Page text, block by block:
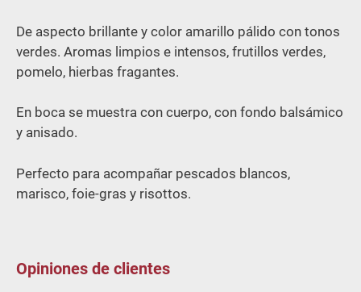
De aspecto brillante y color amarillo pálido con tonos
verdes. Aromas limpios e intensos, frutillos verdes,
pomelo, hierbas fragantes.
En boca se muestra con cuerpo, con fondo balsámico
y anisado.
Perfecto para acompañar pescados blancos,
marisco, foie-gras y risottos.
Opiniones de clientes